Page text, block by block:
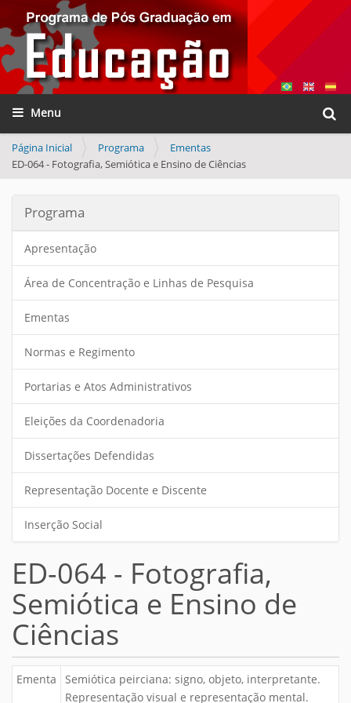
Busca
Toggle navigation
Página Inicial Programa
Ementas
ED-064 - Fotografia, Semiótica e Ensino de Ciências
Programa
Apresentação
Área de Concentração e Linhas de Pesquisa
Ementas
Normas e Regimento
Portarias e Atos Administrativos
Eleições da Coordenadoria
Dissertações Defendidas
Representação Docente e Discente
Inserção Social
ED-064 - Fotografia,
Semiótica e Ensino de
Ciências
Ementa
Semiótica peirciana: signo, objeto, interpretante.
Representação visual e representação mental.